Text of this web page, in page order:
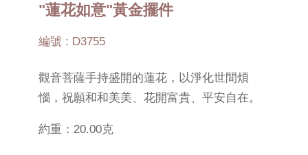
"蓮花如意"黃金擺件
編號 : D3755
觀音菩薩手持盛開的蓮花，以淨化世間煩
惱，祝願和和美美、花開富貴、平安自在。
約重：20.00克